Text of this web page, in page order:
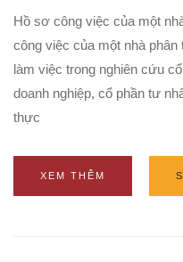
Hồ sơ công việc của một
công việc của một nhà
làm việc trong nghiên cứu
doanh nghiệp, cổ phần tư
thực
XEM THÊM